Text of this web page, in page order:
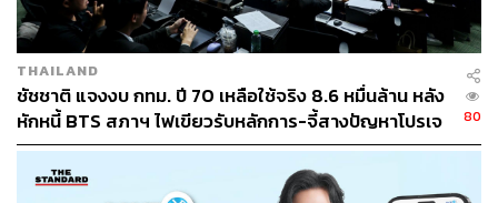
THAILAND
ชัชชาติ แจงงบ กทม. ปี 70 เหลือใช้จริง 8.6 หมื่นล้าน หลัง
หักหนี้ BTS สภาฯ ไฟเขียวรับหลักการ-จี้สางปัญหาโปรเจ
กต์ล่าช้า
80